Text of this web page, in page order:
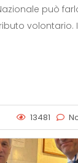
può
volontario. I
13481